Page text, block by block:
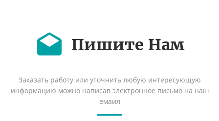
Пишите Нам
Заказать работу или уточнить любую интересующую
информацию можно написав электронное письмо на наш
емаил